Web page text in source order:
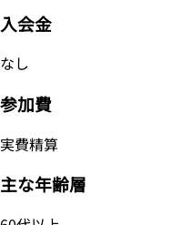
入会金
なし
参加費
実費精算
主な年齢層